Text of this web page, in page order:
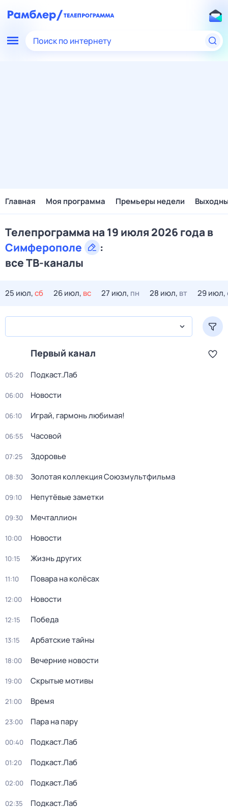
Поиск по интернету
Главная Моя программа Премьеры недели
Телепрограмма на 19 июля 2026 года в
Симферополе
:
все ТВ-каналы
25 июл,сб 26 июл, вс 27 июл, пн 28 июл, вт 29 июл,
Первый канал
05:20 Подкаст.Лаб
06:00 Новости
06:10 Играй, гармонь любимая!
06:55 Часовой
07:25 Здоровье
08:30 Золотая коллекция Союзмультфильма
09:10 Непутёвые заметки
09:30 Мечталлион
10:00 Новости
10:15 Жизнь других
11:10 Повара на колёсах
12:00 Новости
12:15 Победа
13:15 Арбатские тайны
18:00 Вечерние новости
19:00 Скрытые мотивы
21:00 Время
23:00 Пара на пару
00:40 Подкаст.Лаб
01:20 Подкаст.Лаб
02:00 Подкаст.Лаб
02:35 Подкаст.Лаб